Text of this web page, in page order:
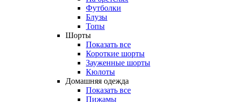
Футболки
Блузы
Топы
Шорты
Показать все
Короткие шорты
Зауженные шорты
Кюлоты
Домашняя одежда
Показать все
Пижамы